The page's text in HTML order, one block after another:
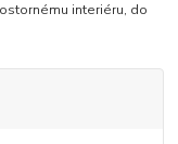
interiéru, do